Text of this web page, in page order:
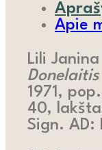
Apie
Lili
Donelaitis
1971,
40,
Sign. AD: